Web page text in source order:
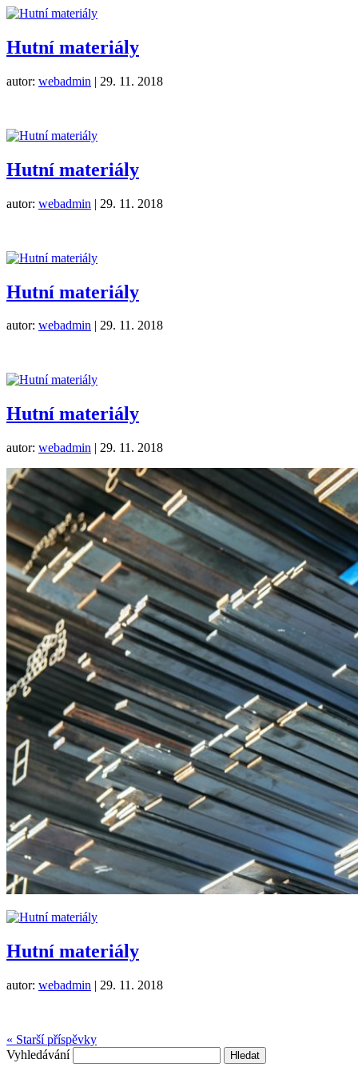
Hutní materiály
autor: webadmin | 29. 11. 2018
Hutní materiály
autor: webadmin | 29. 11. 2018
Hutní materiály
autor: webadmin | 29. 11. 2018
Hutní materiály
autor: webadmin | 29. 11. 2018
Hutní materiály
autor: webadmin | 29. 11. 2018
« Starší příspěvky
Vyhledávání